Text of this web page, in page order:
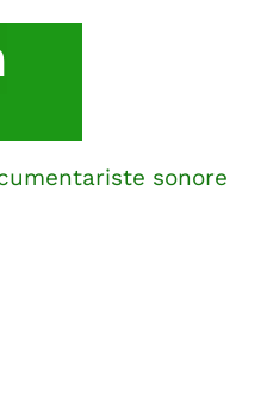
sonore